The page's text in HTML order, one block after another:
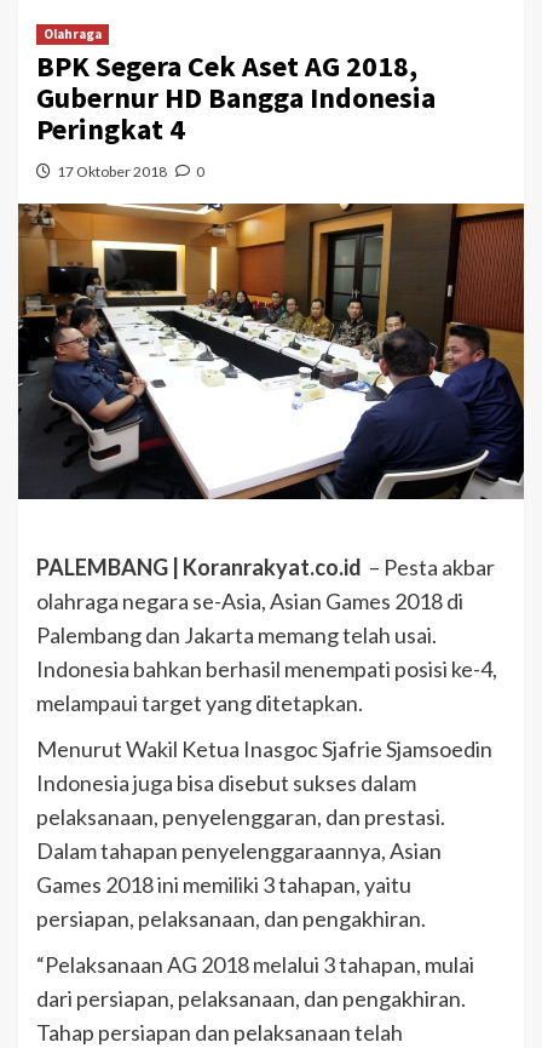
Olahraga
BPK Segera Cek Aset AG 2018,
Gubernur HD Bangga Indonesia
Peringkat 4
17 Oktober 2018 0
PALEMBANG | Koranrakyat.co.id – Pesta akbar
olahraga negara se-Asia, Asian Games 2018 di
Palembang dan Jakarta memang telah usai.
Indonesia bahkan berhasil menempati posisi ke-4,
melampaui target yang ditetapkan.
Menurut Wakil Ketua Inasgoc Sjafrie Sjamsoedin
Indonesia juga bisa disebut sukses dalam
pelaksanaan, penyelenggaran, dan prestasi.
Dalam tahapan penyelenggaraannya, Asian
Games 2018 ini memiliki 3 tahapan, yaitu
persiapan, pelaksanaan, dan pengakhiran.
“Pelaksanaan AG 2018 melalui 3 tahapan, mulai
dari persiapan, pelaksanaan, dan pengakhiran.
Tahap persiapan dan pelaksanaan telah